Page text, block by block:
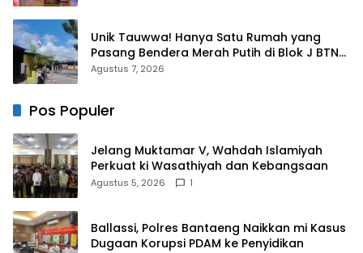
Unik Tauwwa! Hanya Satu Rumah yang
Pasang Bendera Merah Putih di Blok J BTN
Lappa Mas 1 Sinjai
Agustus 7, 2026
Pos Populer
Jelang Muktamar V, Wahdah Islamiyah
Perkuat ki Wasathiyah dan Kebangsaan
Agustus 5, 2026 1
Ballassi, Polres Bantaeng Naikkan mi Kasus
Dugaan Korupsi PDAM ke Penyidikan